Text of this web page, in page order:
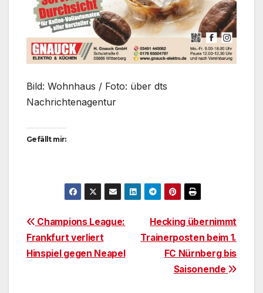
Bild: Wohnhaus / Foto: über dts
Nachrichtenagentur
Gefällt mir:
BeitragsnavigationHecking übernimmt
Trainerposten beim 1.
FC Nürnberg bis
Saisonende
Champions League:
Frankfurt verliert
Hinspiel gegen Neapel